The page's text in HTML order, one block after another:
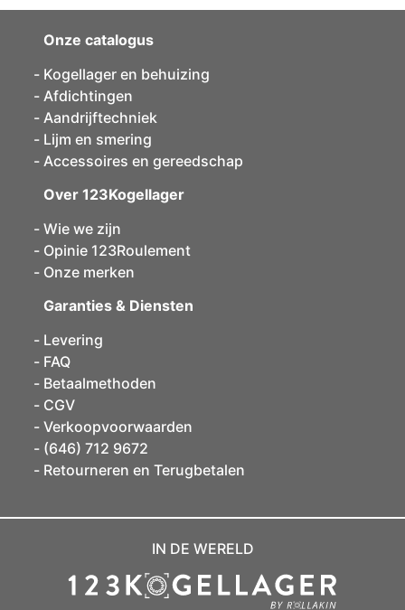
Onze catalogus
Kogellager en behuizing
Afdichtingen
Aandrijftechniek
Lijm en smering
Accessoires en gereedschap
Over 123Kogellager
Wie we zijn
Opinie 123Roulement
Onze merken
Garanties & Diensten
Levering
FAQ
Betaalmethoden
CGV
Verkoopvoorwaarden
(646) 712 9672
Retourneren en Terugbetalen
IN DE WERELD